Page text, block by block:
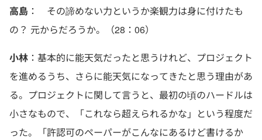
高島 ： その諦めない力というか楽観力は身に付けたも
の？ 元からだろうか。（28：06）
小林 ：基本的に能天気だったと思うけれど、プロジェクト
を進めるうち、さらに能天気になってきたと思う理由があ
る。プロジェクトに関して言うと、最初の頃のハードルは
小さなもので、「これなら超えられるかな」という程度だ
った。「許認可のペーパーがこんなにあるけど書けるか